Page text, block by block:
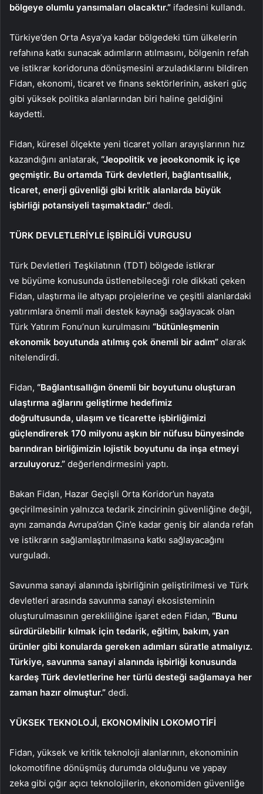
bölgeye olumlu yansımaları olacaktır.” ifadesini kullandı.
Türkiye’den Orta Asya’ya kadar bölgedeki tüm ülkelerin
refahına katkı sunacak adımların atılmasını, bölgenin refah
ve istikrar koridoruna dönüşmesini arzuladıklarını bildiren
Fidan, ekonomi, ticaret ve finans sektörlerinin, askeri güç
gibi yüksek politika alanlarından biri haline geldiğini
kaydetti.
Fidan, küresel ölçekte yeni ticaret yolları arayışlarının hız
kazandığını anlatarak, “Jeopolitik ve jeoekonomik iç içe
geçmiştir. Bu ortamda Türk devletleri, bağlantısallık,
ticaret, enerji güvenliği gibi kritik alanlarda büyük
işbirliği potansiyeli taşımaktadır.” dedi.
TÜRK DEVLETLERİYLE İŞBİRLİĞİ VURGUSU
Türk Devletleri Teşkilatının (TDT) bölgede istikrar
ve büyüme konusunda üstlenebileceği role dikkati çeken
Fidan, ulaştırma ile altyapı projelerine ve çeşitli alanlardaki
yatırımlara önemli mali destek kaynağı sağlayacak olan
Türk Yatırım Fonu’nun kurulmasını “bütünleşmenin
ekonomik boyutunda atılmış çok önemli bir adım” olarak
nitelendirdi.
Fidan, “Bağlantısallığın önemli bir boyutunu oluşturan
ulaştırma ağlarını geliştirme hedefimiz
doğrultusunda, ulaşım ve ticarette işbirliğimizi
güçlendirerek 170 milyonu aşkın bir nüfusu bünyesinde
barındıran birliğimizin lojistik boyutunu da inşa etmeyi
arzuluyoruz.” değerlendirmesini yaptı.
Bakan Fidan, Hazar Geçişli Orta Koridor’un hayata
geçirilmesinin yalnızca tedarik zincirinin güvenliğine değil,
aynı zamanda Avrupa’dan Çin’e kadar geniş bir alanda refah
ve istikrarın sağlamlaştırılmasına katkı sağlayacağını
vurguladı.
Savunma sanayi alanında işbirliğinin geliştirilmesi ve Türk
devletleri arasında savunma sanayi ekosisteminin
oluşturulmasının gerekliliğine işaret eden Fidan, “Bunu
sürdürülebilir kılmak için tedarik, eğitim, bakım, yan
ürünler gibi konularda gereken adımları süratle atmalıyız.
Türkiye, savunma sanayi alanında işbirliği konusunda
kardeş Türk devletlerine her türlü desteği sağlamaya her
zaman hazır olmuştur.” dedi.
YÜKSEK TEKNOLOJİ, EKONOMİNİN LOKOMOTİFİ
Fidan, yüksek ve kritik teknoloji alanlarının, ekonominin
lokomotifine dönüşmüş durumda olduğunu ve yapay
zeka gibi çığır açıcı teknolojilerin, ekonomiden güvenliğe